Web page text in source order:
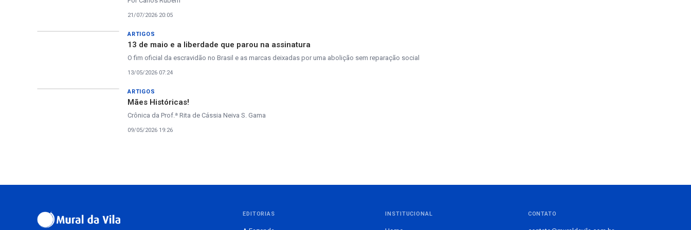
21/07/2026 20:05
ARTIGOS
13 de maio e a liberdade que parou na assinatura
O fim oficial da escravidão no Brasil e as marcas deixadas por uma abolição sem reparação social
13/05/2026 07:24
ARTIGOS
Mães Históricas!
Crônica da Prof.ª Rita de Cássia Neiva S. Gama
09/05/2026 19:26
EDITORIAS INSTITUCIONAL CONTATO